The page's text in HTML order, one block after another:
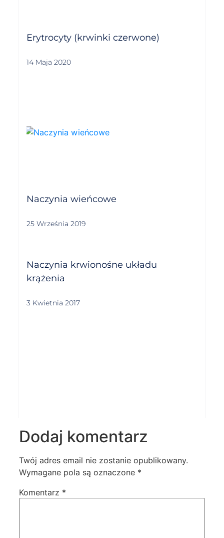
Erytrocyty (krwinki czerwone)
14 Maja 2020
Naczynia wieńcowe
25 Września 2019
Naczynia krwionośne układu
krążenia
3 Kwietnia 2017
Dodaj komentarz
Twój adres email nie zostanie opublikowany.
Wymagane pola są oznaczone *
Komentarz *